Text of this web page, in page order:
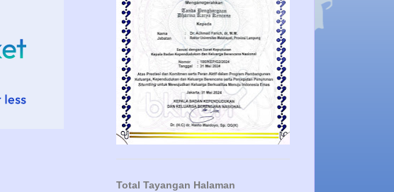
Total Tayangan Halaman